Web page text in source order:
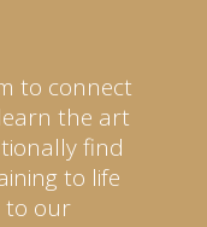
to connect
the art
find
to life
to our